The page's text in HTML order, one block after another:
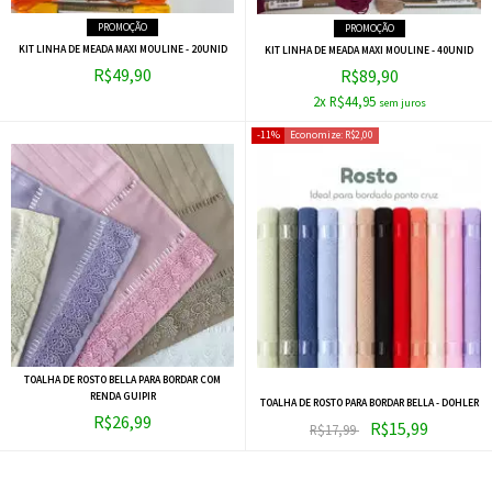
PROMOÇÃO
KIT LINHA DE MEADA MAXI MOULINE - 20UNID
R$49,90
PROMOÇÃO
KIT LINHA DE MEADA MAXI MOULINE - 40UNID
R$89,90
2x R$44,95
TOALHA DE ROSTO BELLA PARA BORDAR COM
RENDA GUIPIR
R$26,99
TOALHA DE ROSTO PARA BORDAR BELLA - DOHLER
R$17,99 R$15,99
Economize: R$2,00
11%